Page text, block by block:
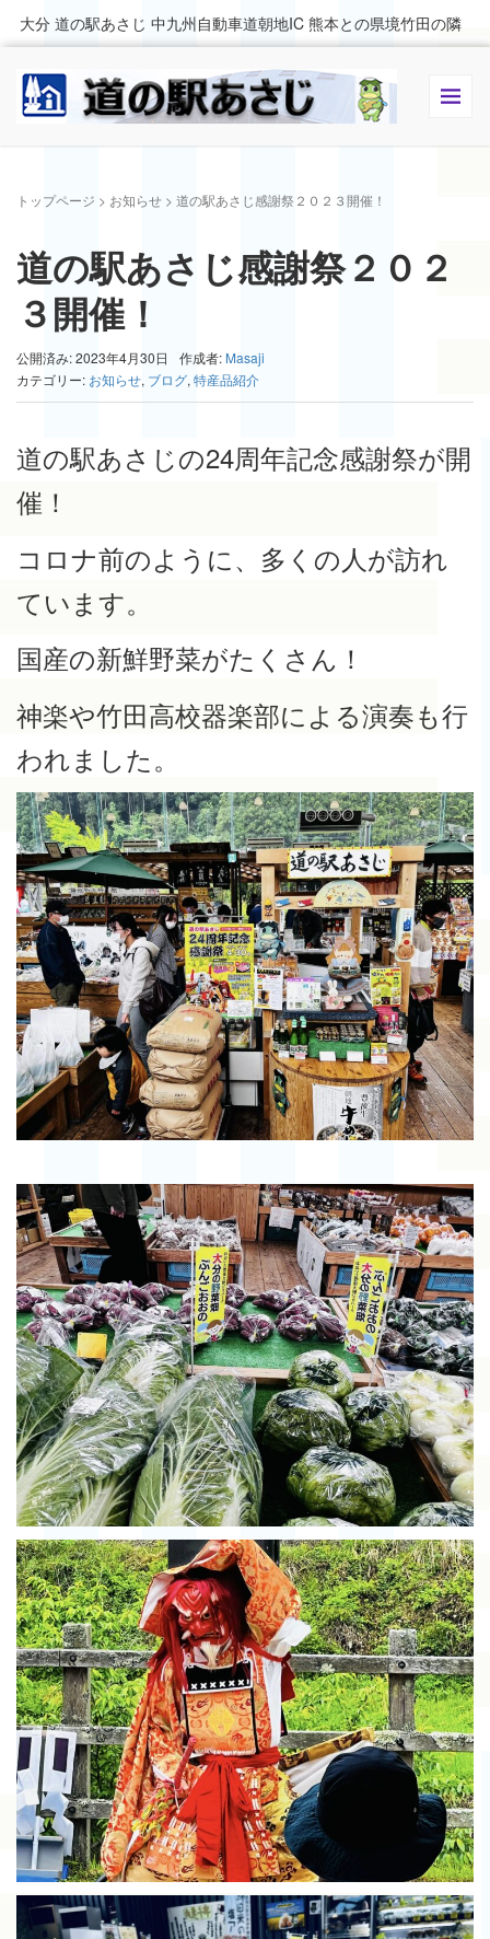
大分 道の駅あさじ 中九州自動車道朝地IC 熊本との県境竹田の隣
トップページ > お知らせ > 道の駅あさじ感謝祭２０２３開催！
道の駅あさじ感謝祭２０２
３開催！
公開済み: 2023年4月30日 作成者: Masaji
カテゴリー: お知らせ, ブログ, 特産品紹介
道の駅あさじの24周年記念感謝祭が開
催！
コロナ前のように、多くの人が訪れ
ています。
国産の新鮮野菜がたくさん！
神楽や竹田高校器楽部による演奏も行
われました。